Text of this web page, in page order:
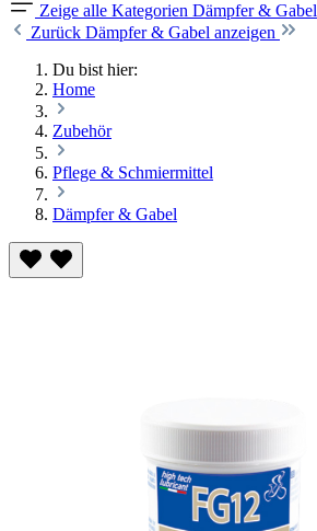
Zeige alle Kategorien Dämpfer & Gabel
Zurück Dämpfer & Gabel anzeigen
Du bist hier:
Home
Zubehör
Pflege & Schmiermittel
Dämpfer & Gabel